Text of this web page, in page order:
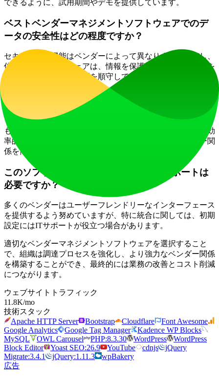
できるように、試用期間やデモを提供しています。
ベストベンダーマネジメントソフトウェアでのデ
ータの安全性はどの程度ですか？
セキュリティ機能はベンダーによって異なります。ただし、
信頼できるソフトウェアは、情報を保護するために暗号化を
採用し、データ保護規制を順守しているはずです。
ソフトウェアで複数のサプライヤーを管理できま
すか？
もちろんです！このソフトウェアは多数のサプライヤーを効
率的に処理できるように設計されており、多様なベンダー関
係を簡単に管理できます。
このソフトウェアを導入するためにITサポートは
必要ですか？
多くのベンダーはユーザーフレンドリーなインターフェース
を提供するよう努めていますが、特に統合に関しては、初期
設定にはITサポートが役立つ場合があります。
適切なベンダーマネジメントソフトウェアを選択すること
で、組織は調達プロセスを強化し、より強力なベンダー関係
を構築することができ、最終的には業務の改善とコスト削減
につながります。
ウェブサイトトラフィック
11.8K/mo
技術スタック
Apache HTTP Server
Bootstrap Cloudflare
Font Awesome
Google Analytics
Google Tag Manager
Kadence WP Blocks
MySQL
OWL Carousel PHP:8.3.30 WordPress
WordPress
Block Editor
Yoast SEO:26.9 YouTube cdnjs
jQuery
Migrate:3.4.1
jQuery:1.11.3
wpBakery
広告